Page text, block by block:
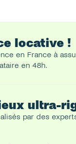
locative !
en France à
en 48h.
rodé, une
ultra-
par des